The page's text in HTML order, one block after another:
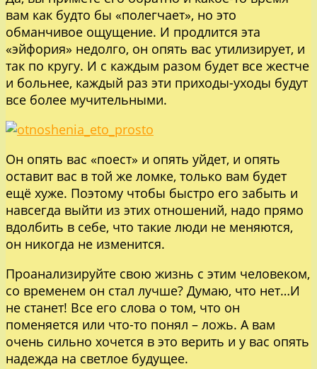
вам как будто бы «полегчает», но это
обманчивое ощущение. И продлится эта
«эйфория» недолго, он опять вас утилизирует, и
так по кругу. И с каждым разом будет все жестче
и больнее, каждый раз эти приходы-уходы будут
все более мучительными.
Он опять вас «поест» и опять уйдет, и опять
оставит вас в той же ломке, только вам будет
ещё хуже. Поэтому чтобы быстро его забыть и
навсегда выйти из этих отношений, надо прямо
вдолбить в себе, что такие люди не меняются,
он никогда не изменится.
Проанализируйте свою жизнь с этим человеком,
со временем он стал лучше? Думаю, что нет…И
не станет! Все его слова о том, что он
поменяется или что-то понял – ложь. А вам
очень сильно хочется в это верить и у вас опять
надежда на светлое будущее.